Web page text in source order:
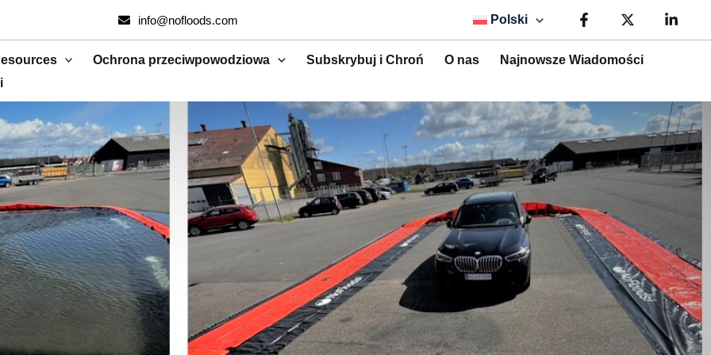
info@nofloods.com Polski
Ochrona przeciwpowodziowa Subskrybuj i Chroń O nas
Najnowsze Wiadomości